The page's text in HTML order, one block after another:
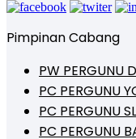
Pimpinan Cabang
PW PERGUNU
PC PERGUNU
PC PERGUNU
PC PERGUNU